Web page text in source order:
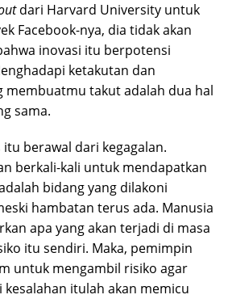
dari Harvard University untuk
Facebook-nya, dia tidak akan
inovasi itu berpotensi
ketakutan dan
membuatmu takut adalah dua hal
sama.
itu berawal dari kegagalan.
berkali-kali untuk mendapatkan
bidang yang dilakoni
hambatan terus ada. Manusia
apa yang akan terjadi di masa
itu sendiri. Maka, pemimpin
untuk mengambil risiko agar
itulah akan memicu